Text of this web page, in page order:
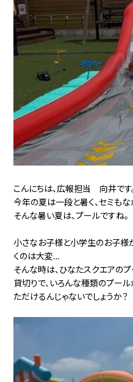
こんにちは、広報担当 向井です
今年の夏は一段と暑く、セミも
そんな暑い夏は、プールですね。
小さなお子様と小学生のお子様
くのは大変…
そんな時は、ひなたスクエアの
貸切りで、いろんな種類のプー
ただけるんじゃないでしょうか？